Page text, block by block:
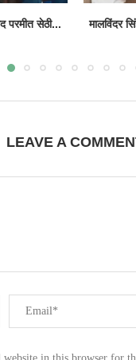
परमीत सेठी... मालविंदर
LEAVE A